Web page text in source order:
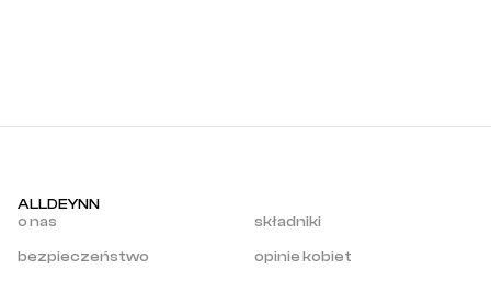
ALLDEYNN
o nas
składniki
bezpieczeństwo
opinie kobiet